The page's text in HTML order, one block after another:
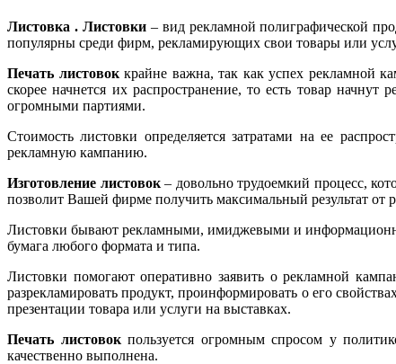
Листовка . Листовки– вид рекламной полиграфической
популярны среди фирм, рекламирующих свои товары или
Печать листовок крайне важна, так как успех рекламной
скорее начнется их распространение, то есть товар начнут
огромными партиями.
Стоимость листовки определяется затратами на ее
рекламную кампанию.
Изготовление листовок– довольно трудоемкий процесс,
позволит Вашей фирме получить максимальный результат от
Листовки бывают рекламными, имиджевыми и
бумага любого формата и типа.
Листовки помогают оперативно заявить о рекламной
разрекламировать продукт, проинформировать о его
презентации товара или услуги на выставках.
Печать листовокпользуется огромным спросом у
качественно выполнена.